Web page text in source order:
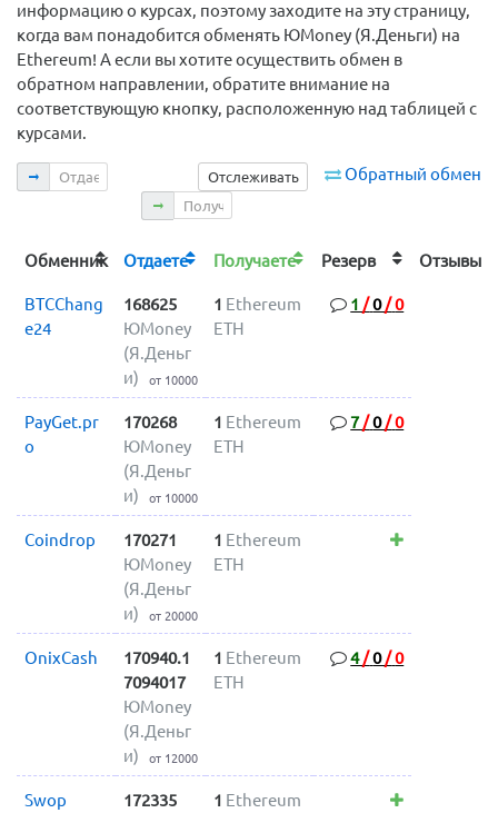
информацию о курсах, поэтому заходите на эту страницу,
когда вам понадобится обменять ЮMoney (Я.Деньги) на
Ethereum! А если вы хотите осуществить обмен в
обратном направлении, обратите внимание на
соответствующую кнопку, расположенную над таблицей с
курсами.
Обратный обмен
Отслеживать
Отдаете
Получаете
Обменник Отдаете Получаете Резерв
BTCChang
e24
168625
ЮMoney
(Я.Деньг
и)
от 10000
1 Ethereum
ETH
1 /0/0
PayGet.pr
o
170268
ЮMoney
(Я.Деньг
и)
от 10000
1 Ethereum
ETH
7/0/0
Coindrop
170271
ЮMoney
(Я.Деньг
и)
от 20000
1 Ethereum
ETH
OnixCash
170940.1
7094017
ЮMoney
(Я.Деньг
и)
от 12000
1 Ethereum
ETH
4/0/0
Swop
172335
1 Ethereum